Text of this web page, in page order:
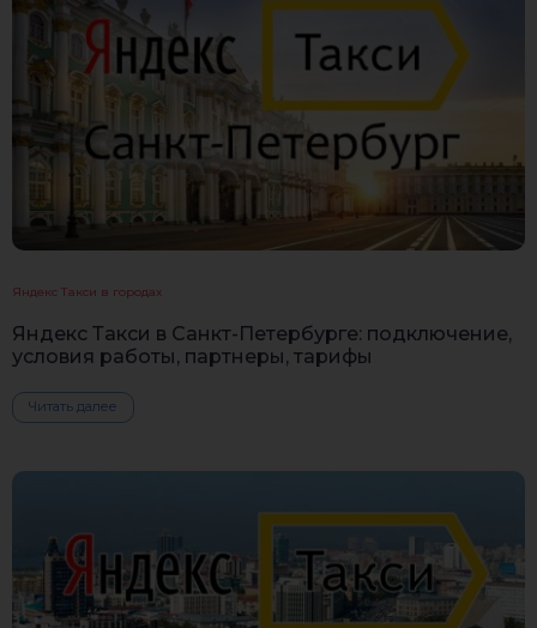
Яндекс Такси в городах
Яндекс Такси в Санкт-Петербурге: подключение,
условия работы, партнеры, тарифы
Читать далее